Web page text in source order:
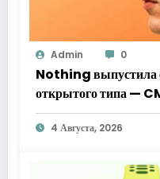
Admin 0
Nothing выпустила
открытого типа —
4 Августа, 2026